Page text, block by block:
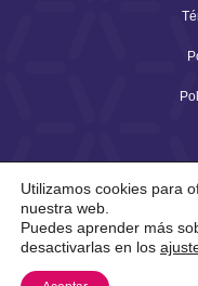
2026 © Copyright
Conectando el
Utilizamos cookies para
nuestra web.
Puedes aprender más
desactivarlas en los